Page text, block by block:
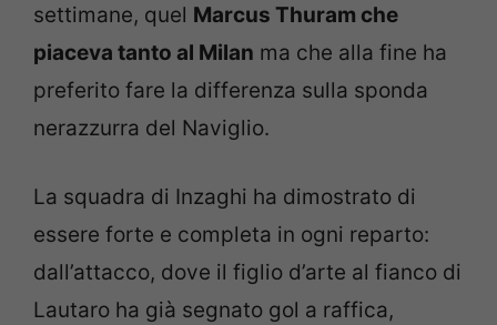
settimane, quel Marcus Thuram che
piaceva tanto al Milan ma che alla fine ha
preferito fare la differenza sulla sponda
nerazzurra del Naviglio.
La squadra di Inzaghi ha dimostrato di
essere forte e completa in ogni reparto:
dall’attacco, dove il figlio d’arte al fianco di
Lautaro ha già segnato gol a raffica,